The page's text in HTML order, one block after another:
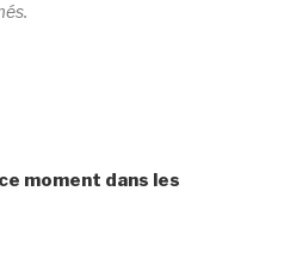
moment dans les